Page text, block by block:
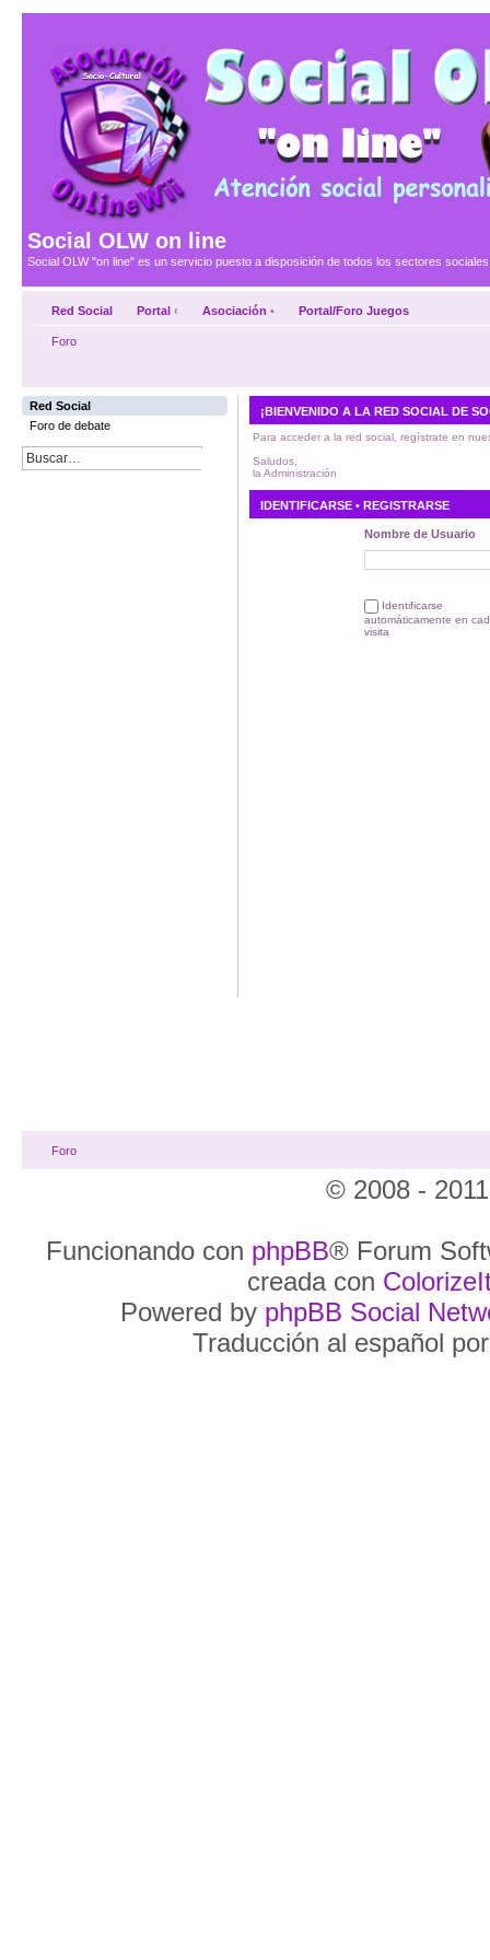
Social OLW on line
Social OLW "on line" es un servicio puesto a disposición de todos los sectores
Red Social Portal ‹ Asociación • Portal/Foro Juegos
Foro
Red Social
Foro de debate
¡BIENVENIDO A LA RED SOCIAL DE
Para acceder a la red social, regístrate en
Saludos,
la Administración
IDENTIFICARSE • REGISTRARSE
Nombre de Usuario
Identificarse
automáticamente en
visita
Foro
© 2008 -
Funcionando con phpBB® Forum
creada con
Powered by phpBB Social
Traducción al español